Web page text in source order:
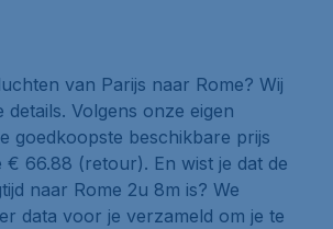
van Parijs naar Rome? Wij
details. Volgens onze eigen
goedkoopste beschikbare prijs
66.88 (retour). En wist je dat de
naar Rome 2u 8m is? We
data voor je verzameld om je te